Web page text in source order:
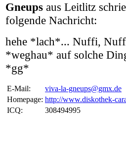
Gneups aus Leitlitz
folgende Nachricht:
hehe *lach*... Nuffi,
*weghau* auf solche
*gg*
E-Mail:
viva-la-gneups@gmx.de
Homepage: http://www.diskothek-
ICQ:
308494995